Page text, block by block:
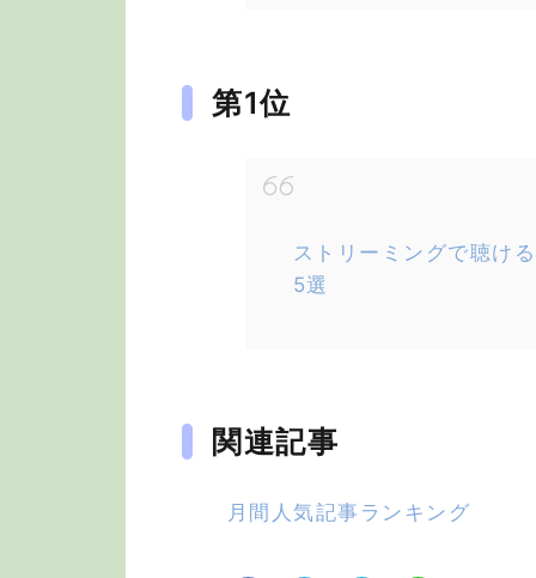
第1位
ストリーミングで聴け
5選
関連記事
月間人気記事ランキング